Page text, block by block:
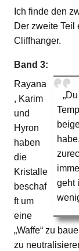
Ich finde den
Der zweite Teil
Cliffhanger.
Band 3:
geht
Rayana
, Karim
und
Hyron
haben
die
Kristalle
beschaf
ft um
eine
„Waffe“ zu
zu